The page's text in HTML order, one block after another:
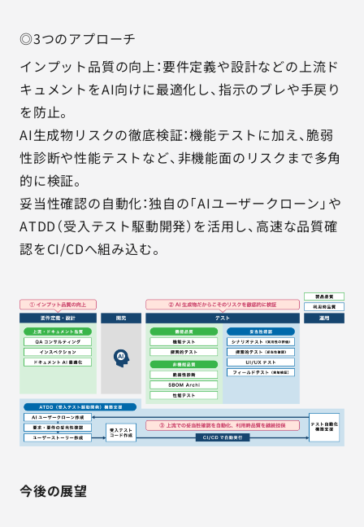
◎3つのアプローチ
インプット品質の向上：要件定義や設計などの上流ド
キュメントをAI向けに最適化し、指示のブレや手戻り
を防止。
AI生成物リスクの徹底検証：機能テストに加え、脆弱
性診断や性能テストなど、非機能面のリスクまで多角
的に検証。
妥当性確認の自動化：独自の「AIユーザークローン」や
ATDD（受入テスト駆動開発）を活用し、高速な品質確
認をCI/CDへ組み込む。
今後の展望